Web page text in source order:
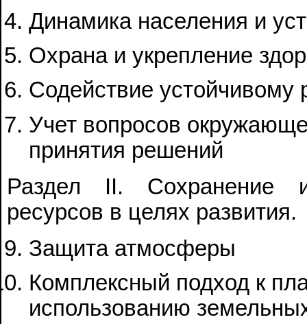
Динамика населения и
Охрана и укрепление
Содействие устойчивому
Учет вопросов
принятия решений
Раздел II. Сохранение и
ресурсов в целях развития.
Защита атмосферы
Комплексный подход к
использованию